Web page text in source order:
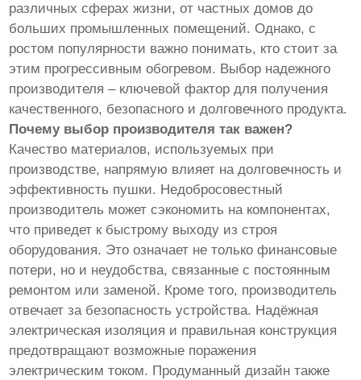
различных сферах жизни, от частных домов до
больших промышленных помещений. Однако, с
ростом популярности важно понимать, кто стоит за
этим прогрессивным обогревом. Выбор надежного
производителя – ключевой фактор для получения
качественного, безопасного и долговечного продукта.
Почему выбор производителя так важен?
Качество материалов, используемых при
производстве, напрямую влияет на долговечность и
эффективность пушки. Недобросовестный
производитель может сэкономить на компонентах,
что приведет к быстрому выходу из строя
оборудования. Это означает не только финансовые
потери, но и неудобства, связанные с постоянным
ремонтом или заменой. Кроме того, производитель
отвечает за безопасность устройства. Надёжная
электрическая изоляция и правильная конструкция
предотвращают возможные поражения
электрическим током. Продуманный дизайн также